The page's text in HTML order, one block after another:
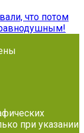
что потом
равнодушным!
при указании